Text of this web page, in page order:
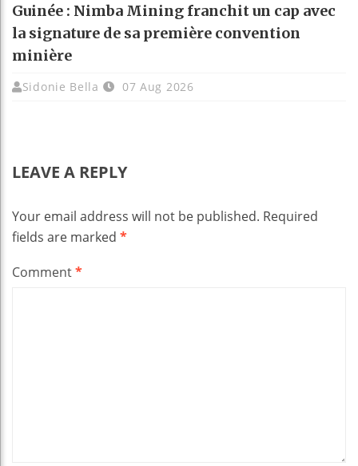
Guinée : Nimba Mining franchit un cap avec
la signature de sa première convention
minière
Sidonie Bella 07 Aug 2026
LEAVE A REPLY
Your email address will not be published. Required
fields are marked *
Comment*